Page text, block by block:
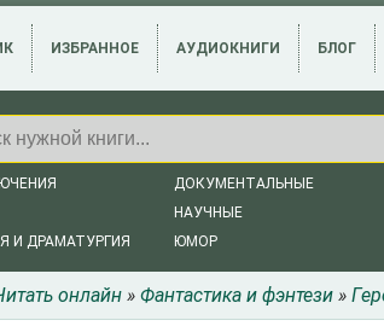
ИЗБРАННОЕ АУДИОКНИГИ БЛОГ
И ДРАМАТУРГИЯ
ДОКУМЕНТАЛЬНЫЕ
НАУЧНЫЕ
ЮМОР
онлайн » Фантастика и фэнтези »